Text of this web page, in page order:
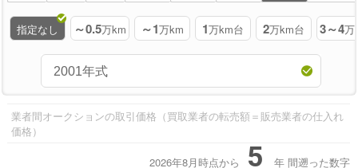
指定なし ～0.5万km ～1万km 1万km台 2万km台 3～4万
業者間オークションの取引価格（買取業者の転売額＝販売業者の仕入れ
価格）
2026年8月時点から 5 年 間遡った数字